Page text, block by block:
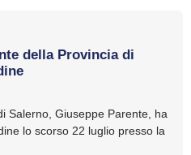
della Provincia di
Salerno, Giuseppe Parente, ha
lo scorso 22 luglio presso la